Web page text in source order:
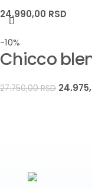
Težina
samo čista priroda
24.990,00 RSD
-10%
Chicco
27.750,00RSD